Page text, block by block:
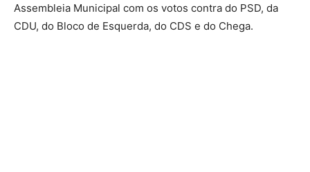
Assembleia Municipal com os votos contra do PSD, da
CDU, do Bloco de Esquerda, do CDS e do Chega.